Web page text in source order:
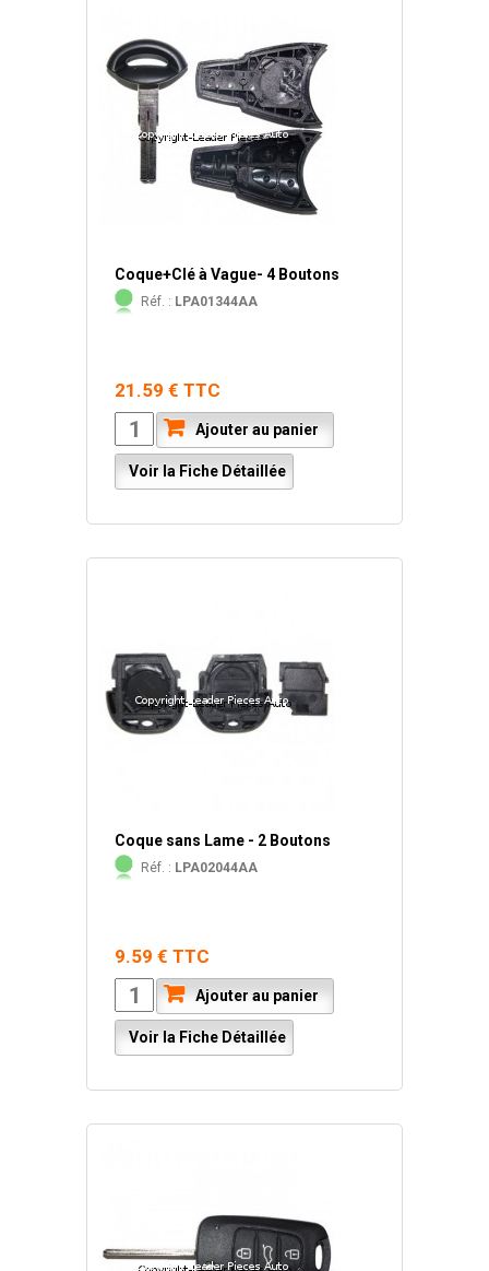
Coque+Clé à Vague- 4 Boutons
Réf. : LPA01344AA
21.59 € TTC
Ajouter au panier
Voir la Fiche Détaillée
Coque sans Lame - 2 Boutons
Réf. : LPA02044AA
9.59 € TTC
Ajouter au panier
Voir la Fiche Détaillée